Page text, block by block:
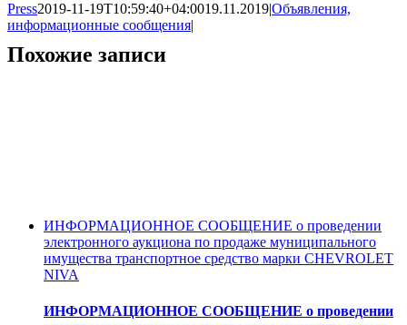
Press2019-11-19T10:59:40+04:0019.11.2019|Объявления,
информационные сообщения|
Похожие записи
ИНФОРМАЦИОННОЕ СООБЩЕНИЕ о проведении
электронного аукциона по продаже муниципального
имущества транспортное средство марки CHEVROLET
NIVA
ИНФОРМАЦИОННОЕ СООБЩЕНИЕ о проведении